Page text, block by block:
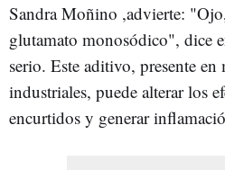
Sandra Moñino ,advierte:
glutamato monosódico", dice
serio. Este aditivo, presente
industriales, puede alterar los
encurtidos y generar